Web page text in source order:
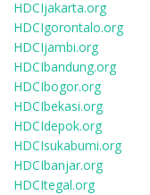
HDCIjakarta.org
HDCIgorontalo.org
HDCIjambi.org
HDCIbandung.org
HDCIbogor.org
HDCIbekasi.org
HDCIdepok.org
HDCIsukabumi.org
HDCIbanjar.org
HDCItegal.org